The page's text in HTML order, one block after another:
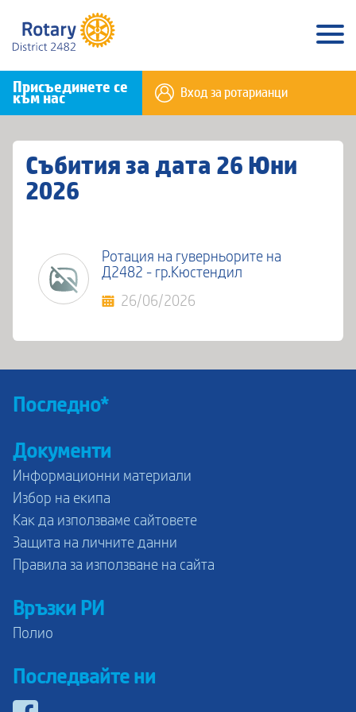
Присъединете се
към нас Вход за ротарианци
Събития за дата 26 Юни
2026
Ротация на гуверньорите на
Д2482 - гр.Кюстендил
26/06/2026
Последно*
Документи
Информационни материали
Избор на екипа
Как да използваме сайтовете
Защита на личните данни
Правила за използване на сайта
Връзки РИ
Полио
Последвайте ни